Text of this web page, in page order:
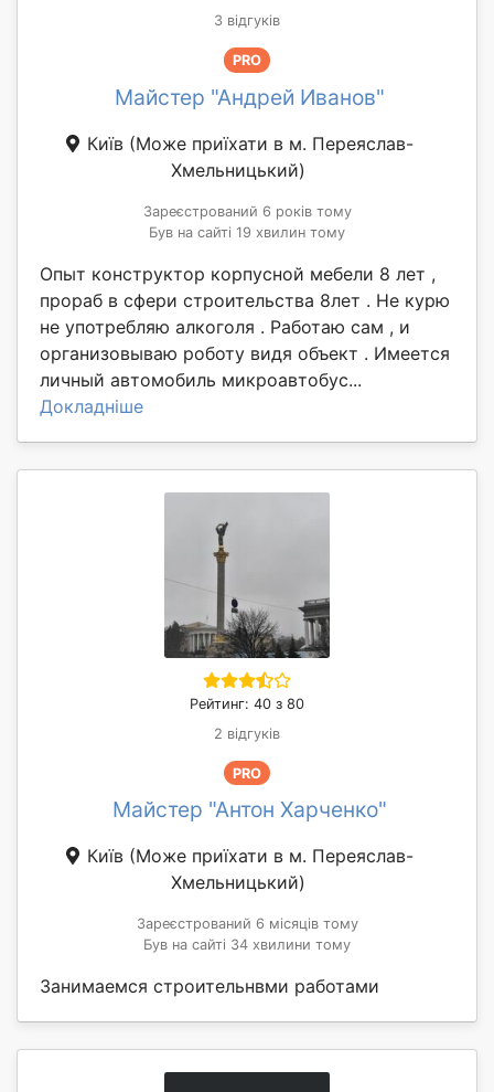
3 відгуків
PRO
Майстер "Андрей Иванов"
Київ (Може приїхати в м. Переяслав-
Хмельницький)
Зареєстрований 6 років тому
Був на сайті 19 хвилин тому
Опыт конструктор корпусной мебели 8 лет ,
прораб в сфери строительства 8лет . Не курю
не употребляю алкоголя . Работаю сам , и
организовываю роботу видя объект . Имеется
личный автомобиль микроавтобус...
Докладніше
Рейтинг: 40 з 80
2 відгуків
PRO
Майстер "Антон Харченко"
Київ (Може приїхати в м. Переяслав-
Хмельницький)
Зареєстрований 6 місяців тому
Був на сайті 34 хвилини тому
Занимаемся строительнвми работами